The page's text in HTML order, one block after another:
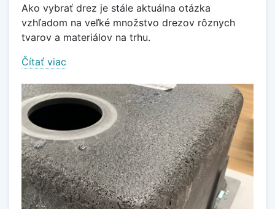
Ako vybrať drez je stále aktuálna otázka
vzhľadom na veľké množstvo drezov rôznych
tvarov a materiálov na trhu.
Čítať viac